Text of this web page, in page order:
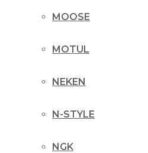
MOOSE
MOTUL
NEKEN
N-STYLE
NGK